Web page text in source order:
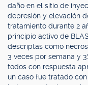
daño en el sitio de
depresión y elevación
tratamiento durante 2
principio activo de
descriptas como
3 veces por semana y
todos con respuesta
un caso fue tratado